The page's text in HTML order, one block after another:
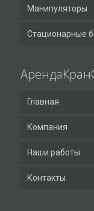
Манипуляторы
Стационарные
Главная
Компания
Наши работы
Контакты